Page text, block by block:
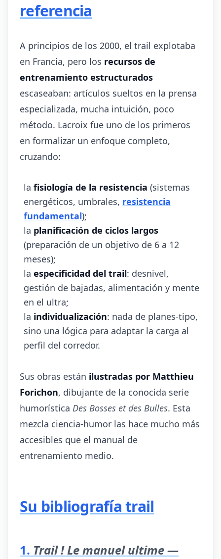
referencia
A principios de los 2000, el trail explotaba
en Francia, pero los recursos de
entrenamiento estructurados
escaseaban: artículos sueltos en la prensa
especializada, mucha intuición, poco
método. Lacroix fue uno de los primeros
en formalizar un enfoque completo,
cruzando:
la fisiología de la resistencia (sistemas
energéticos, umbrales, resistencia
fundamental);
la planificación de ciclos largos
(preparación de un objetivo de 6 a 12
meses);
la especificidad del trail: desnivel,
gestión de bajadas, alimentación y mente
en el ultra;
la individualización: nada de planes-tipo,
sino una lógica para adaptar la carga al
perfil del corredor.
Sus obras están ilustradas por Matthieu
Forichon, dibujante de la conocida serie
humorística Des Bosses et des Bulles. Esta
mezcla ciencia-humor las hace mucho más
accesibles que el manual de
entrenamiento medio.
Su bibliografía trail
1. Trail ! Le manuel ultime —